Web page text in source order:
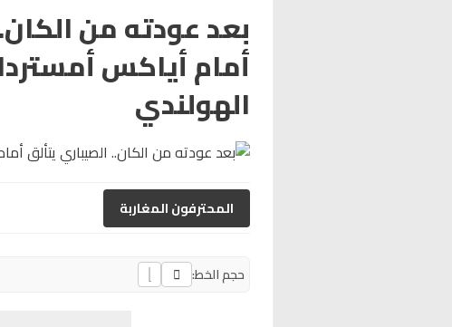
بعد عودته من
أمام أياكس
الهولندي
المحترفون المغاربة
حجم الخط: